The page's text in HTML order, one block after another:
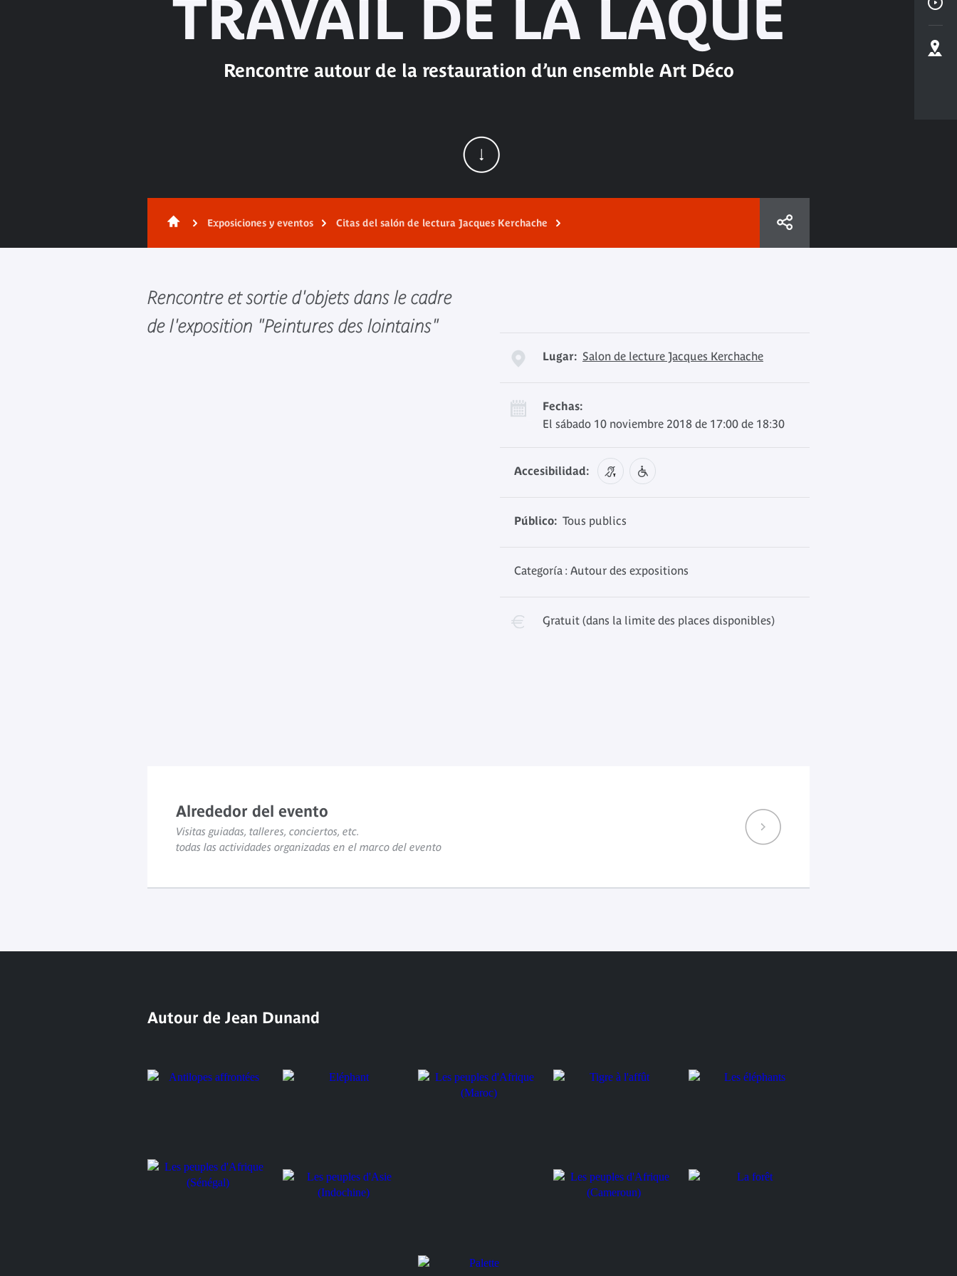
TRAVAIL DE LA LAQUE
Rencontre autour de la restauration d’un ensemble Art Déco
Exposiciones y eventos Citas del salón de lectura Jacques Kerchache
Rencontre et sortie d'objets dans le cadre
de l'exposition "Peintures des lointains"
Lugar: Salon de lecture Jacques Kerchache
Fechas:
El sábado 10 noviembre 2018 de 17:00 de 18:30
Accesibilidad:
Público: Tous publics
Categoría : Autour des expositions
Gratuit (dans la limite des places disponibles)
Alrededor del evento
Visitas guiadas, talleres, conciertos, etc.
todas las actividades organizadas en el marco del evento
Autour de Jean Dunand
Antilopes affrontées
Eléphant
Les peuples d'Afrique
(Maroc)
Tigre à l'affût Les éléphants